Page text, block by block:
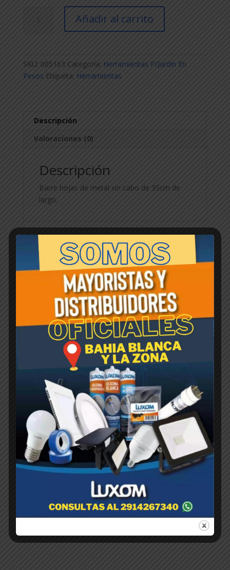
HOJAS
cantidad
Añadir al carrito
SKU: 005163 Categoría: Herramientas P/Jardin En
Pesos Etiqueta: Herramientas
Descripción
Valoraciones (0)
Descripción
Barre hojas de metal sin cabo de 35cm de
largo.
Productos relacionados
AZADA JARDIN
TRAMONTINA 260gr –
77806/001-